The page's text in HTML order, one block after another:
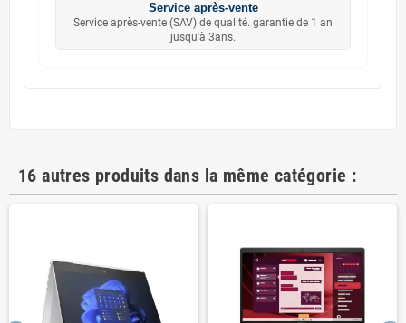
Service après-vente
Service après-vente (SAV) de qualité. garantie de 1 an
jusqu'à 3ans.
16 autres produits dans la même catégorie :